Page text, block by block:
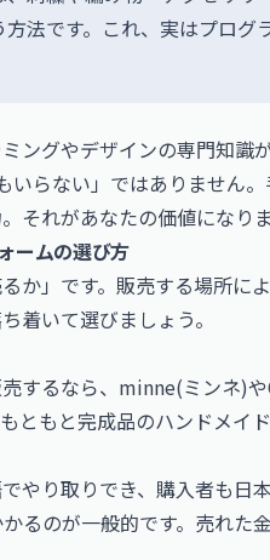
法です。これ、実はプロ
ングやデザインの専門知識
いらない」ではありません
それがあなたの価値になりま
ームの選び方
か」です。販売する場所に
着いて選びましょう。
するなら、minne(ミンネ)
ともと完成品のハンドメイ
やり取りでき、購入者も日
るのが一般的です。売れた